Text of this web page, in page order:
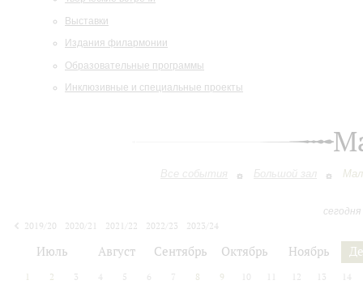
Выставки
Издания филармонии
Образовательные программы
Инклюзивные и специальные проекты
Все события Большой зал
2019/20
2020/21 2021/22 2022/23
2023/24
Июль Август Сентябрь Октябрь Ноябрь
1 2 3 4 5 6 7 8 9 10 12 13 14